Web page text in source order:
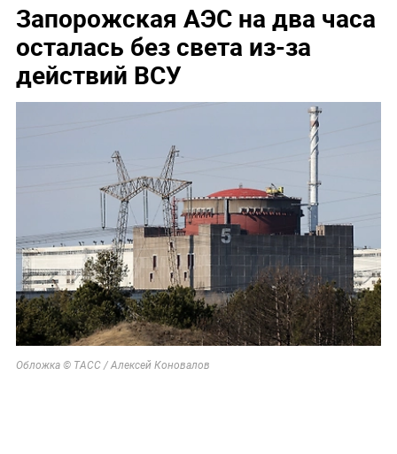
Запорожская АЭС на два часа
осталась без света из-за
действий ВСУ
Обложка © ТАСС / Алексей Коновалов